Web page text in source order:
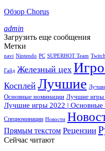
Обзор Chorus
admin
Загрузить еще сообщения
Метки
navi Nintendo PC SUPERHOT Team Twitch
Гайд Железный цех
Косплей Лучшие
Основные номинации Лучшие игры
Лучшие игры 2022 | Основные
Спецноминации Новости
Прямым текстом Рецензии
Сейчас читают